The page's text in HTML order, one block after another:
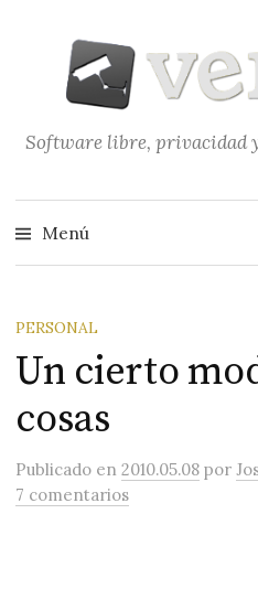
contenido
Software libre, privacidad
Menú
PERSONAL
Un cierto
cosas
Publicado en2010.05.08 por
7 comentarios